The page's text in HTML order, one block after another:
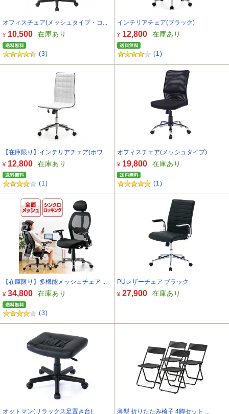
オフィスチェア(メッシュタイプ・コ...
¥ 10,500 在庫あり
(3)
インテリアチェア(ブラック)
¥ 12,800 在庫あり
(1)
【在庫限り】インテリアチェア(ホワ...
¥ 12,800 在庫あり
(1)
オフィスチェア(メッシュタイプ)
¥ 19,800 在庫あり
(1)
【在庫限り】多機能メッシュチェア ...
¥ 34,800 在庫あり
(3)
PUレザーチェア ブラック
¥ 27,900 在庫あり
オットマン(リラックス足置き台) 薄型 折りたたみ椅子 4脚セット ...